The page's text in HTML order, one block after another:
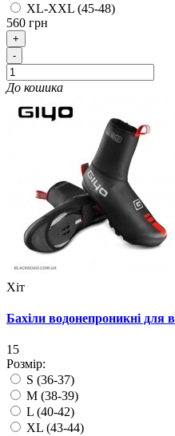
XL-XXL (45-48)
560 грн
+
-
До кошика
Хіт
Бахіли водонепроникні для
15
Розмір:
S (36-37)
M (38-39)
L (40-42)
XL (43-44)